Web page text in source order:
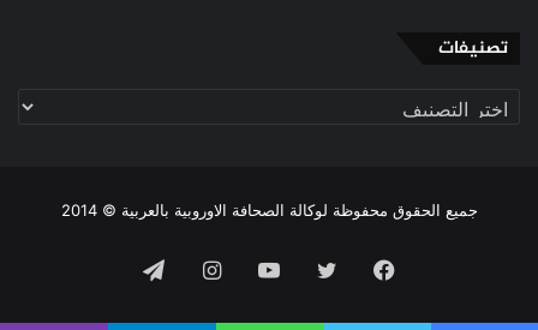
تصنيفات
تصنيفات
جميع الحقوق محفوظة لوكالة الصحافة الاوروبية بالعربية © 2014
فيسبوك تويتر يوتيوبانستقرامتيلقرام